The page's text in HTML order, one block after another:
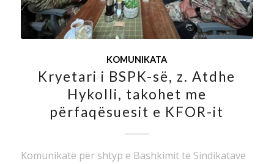
KOMUNIKATA
Kryetari i BSPK-së, z. Atdhe
Hykolli, takohet me
përfaqësuesit e KFOR-it
Komunikatë për shtyp e Bashkimit të Sindikatave